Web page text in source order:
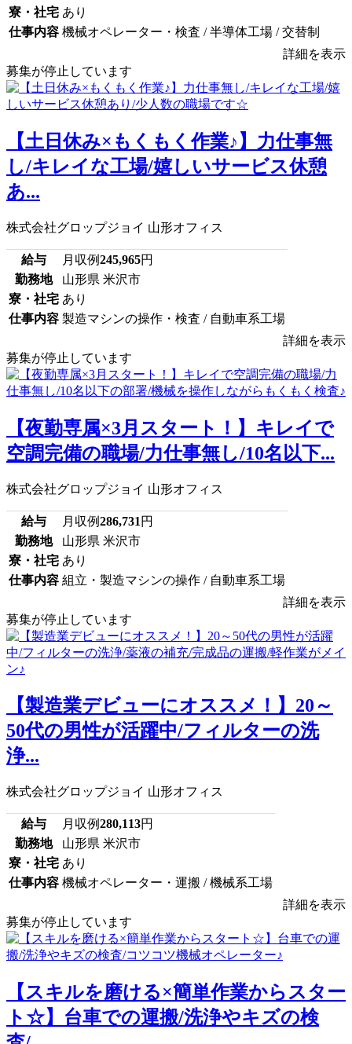
寮・社宅 あり
仕事内容 機械オペレーター・検査 / 半導体工場 / 交替制
詳細を表示
募集が停止しています
【土日休み×もくもく作業♪】力仕事無
し/キレイな工場/嬉しいサービス休憩
あ...
株式会社グロップジョイ 山形オフィス
給与 月収例245,965円
勤務地
山形県 米沢市
寮・社宅 あり
仕事内容 製造マシンの操作・検査 / 自動車系工場
詳細を表示
募集が停止しています
【夜勤専属×3月スタート！】キレイで
空調完備の職場/力仕事無し/10名以下...
株式会社グロップジョイ 山形オフィス
給与 月収例286,731 円
勤務地
山形県 米沢市
寮・社宅 あり
仕事内容 組立・製造マシンの操作 / 自動車系工場
詳細を表示
募集が停止しています
【製造業デビューにオススメ！】20～
50代の男性が活躍中/フィルターの洗
浄...
株式会社グロップジョイ 山形オフィス
給与 月収例280,113円
勤務地
山形県 米沢市
寮・社宅 あり
仕事内容 機械オペレーター・運搬 / 機械系工場
詳細を表示
募集が停止しています
【スキルを磨ける×簡単作業からスター
ト☆】台車での運搬/洗浄やキズの検